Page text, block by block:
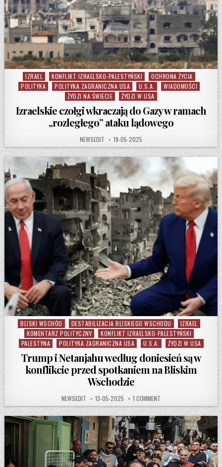
Posted in
IZRAEL KONFLIKT IZRAELSKO-PALESTYŃSKI
OCHRONA ŻYCIA
POLITYKA
POLITYKA ZAGRANICZNA USA U.S.A.
WIADOMOŚCI
ŻYDZI NA ŚWIECIE
ŻYDZI W USA
Izraelskie czołgi wkraczają do Gazy w ramach
„rozległego” ataku lądowego
AUTHOR:
NEWSEDIT PUBLISHED DATE:
19-05-2025
Posted in
BLISKI WSCHÓD DESTABILIZACJA BLISKIEGO WSCHODU
IZRAEL
KOMENTARZ POLITYCZNY
KONFLIKT IZRAELSKO-PALESTYŃSKI
PALESTYNA
POLITYKA ZAGRANICZNA USA U.S.A. ŻYDZI W USA
Trump i Netanjahu według doniesień są w
konflikcie przed spotkaniem na Bliskim
Wschodzie
AUTHOR:
NEWSEDIT PUBLISHED DATE:
13-05-2025 1 COMMENT ON TRUMP I